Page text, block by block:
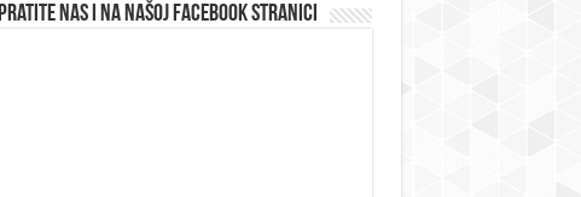
Pratite nas i na našoj facebook stranici